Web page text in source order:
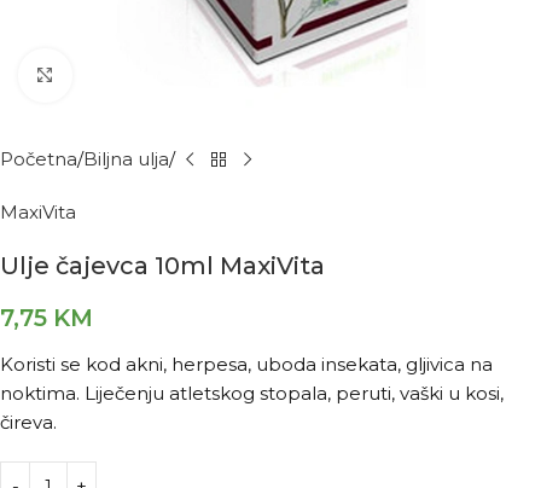
Kliknite za povećanje
Početna Biljna ulja
MaxiVita
Ulje čajevca 10ml MaxiVita
7,75 KM
Koristi se kod akni, herpesa, uboda insekata, gljivica na
noktima. Liječenju atletskog stopala, peruti, vaški u kosi,
čireva.